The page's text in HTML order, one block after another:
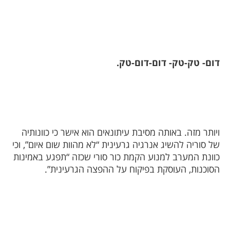
דום- טק-טק- דום-דום-טק.
ויותר מזה. באותה מסיבת עיתונאים הוא אישר כי כוונותיה
של סוריה להשיג אנרגיה גרעינית “לא מהוות שום איום”, וכי
כוונת המערב למנוע הקמת כור סורי שכזה “תפגע באמינות
הסוכנות, העוסקת בפיקוח על ההפצה הגרעינית”.